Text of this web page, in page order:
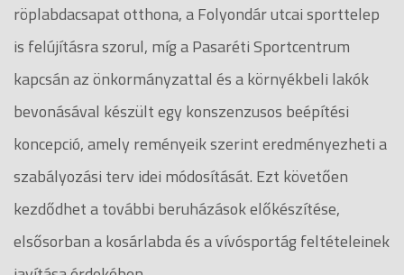
röplabdacsapat otthona, a Folyondár utcai sporttelep
is felújításra szorul, míg a Pasaréti Sportcentrum
kapcsán az önkormányzattal és a környékbeli lakók
bevonásával készült egy konszenzusos beépítési
koncepció, amely reményeik szerint eredményezheti a
szabályozási terv idei módosítását. Ezt követően
kezdődhet a további beruházások előkészítése,
elsősorban a kosárlabda és a vívósportág feltételeinek